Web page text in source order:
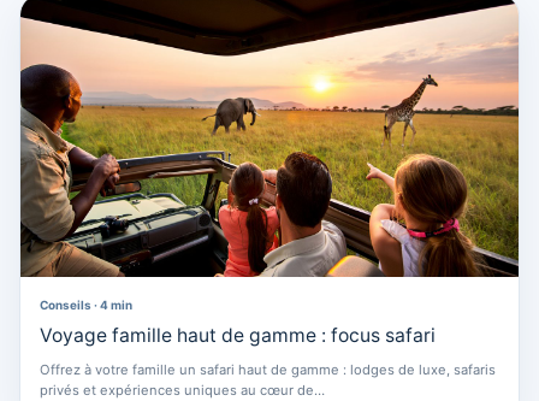
Conseils · 4 min
Voyage famille haut de gamme : focus safari
Offrez à votre famille un safari haut de gamme : lodges de luxe, safaris
privés et expériences uniques au cœur de…